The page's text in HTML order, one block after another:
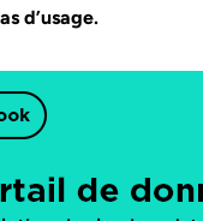
d’usage.